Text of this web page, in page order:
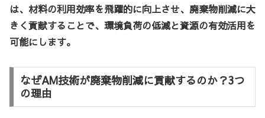
は、材料の利用効率を飛躍的に向上させ、廃棄物削減に大
きく貢献することで、環境負荷の低減と資源の有効活用を
可能にします。
なぜAM技術が廃棄物削減に貢献するのか？3つ
の理由